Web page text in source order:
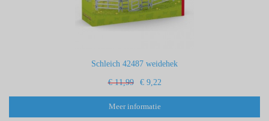
Schleich 42487 weidehek
€ 11,99 € 9,22
Meer informatie